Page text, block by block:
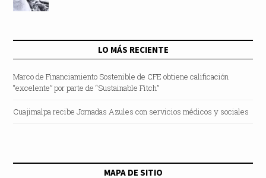
LO MÁS RECIENTE
Marco de Financiamiento Sostenible de CFE obtiene calificación
“excelente” por parte de “Sustainable Fitch”
Cuajimalpa recibe Jornadas Azules con servicios médicos y sociales
MAPA DE SITIO